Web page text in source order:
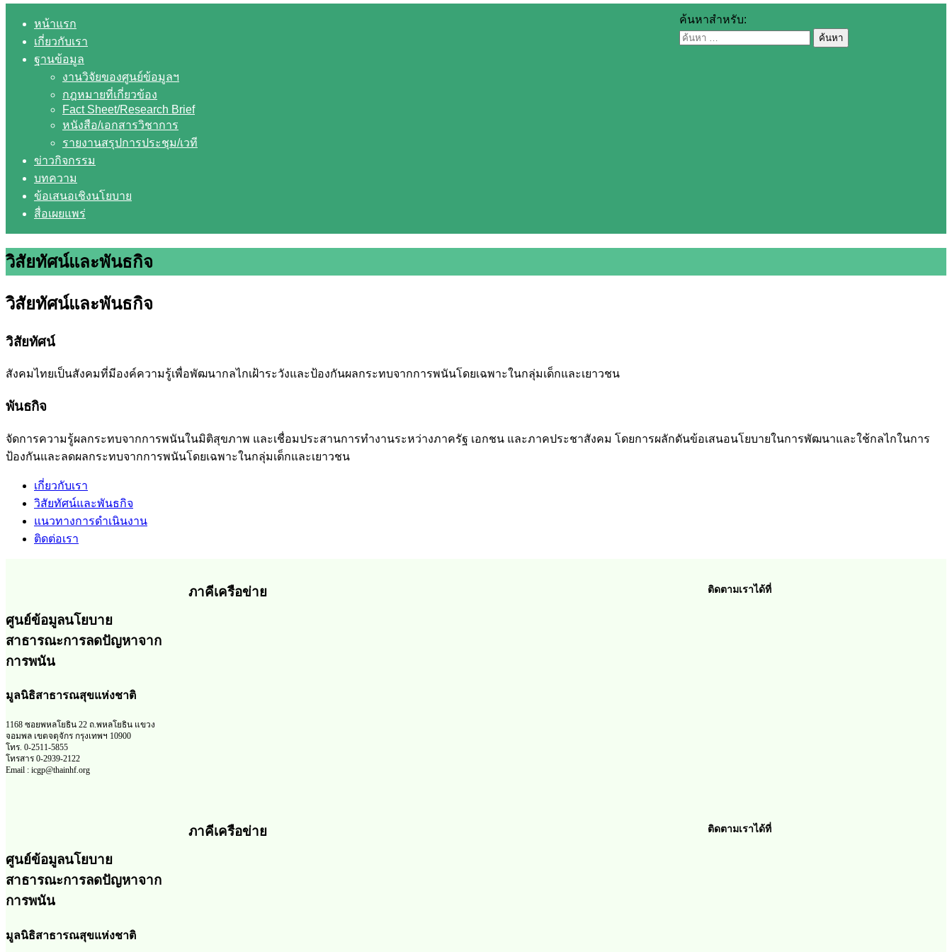
หน้าแรก
เกี่ยวกับเรา
ฐานข้อมูล
งานวิจัยของศูนย์ข้อมูลฯ
กฎหมายที่เกี่ยวข้อง
Fact Sheet/Research Brief
หนังสือ/เอกสารวิชาการ
รายงานสรุปการประชุม/เวที
ข่าวกิจกรรม
บทความ
ข้อเสนอเชิงนโยบาย
สื่อเผยแพร่
ค้นหาสำหรับ:
วิสัยทัศน์และพันธกิจ
วิสัยทัศน์และพันธกิจ
วิสัยทัศน์
สังคมไทยเป็นสังคมที่มีองค์ความรู้เพื่อพัฒนากลไกเฝ้าระวังและป้องกันผลกระทบจากการพนันโดยเฉพาะในกลุ่มเด็กและเยาวชน
พันธกิจ
จัดการความรู้ผลกระทบจากการพนันในมิติสุขภาพ และเชื่อมประสานการทำงานระหว่างภาครัฐ เอกชน และภาคประชาสังคม โดยการผลักดันข้อเสนอนโยบายในการพัฒนาและใช้กลไกในการ
ป้องกันและลดผลกระทบจากการพนันโดยเฉพาะในกลุ่มเด็กและเยาวชน
เกี่ยวกับเรา
วิสัยทัศน์และพันธกิจ
แนวทางการดำเนินงาน
ติดต่อเรา
ศูนย์ข้อมูลนโยบาย
สาธารณะการลดปัญหาจาก
การพนัน
มูลนิธิสาธารณสุขแห่งชาติ
1168 ซอยพหลโยธิน 22 ถ.พหลโยธิน แขวง
จอมพล เขตจตุจักร กรุงเทพฯ 10900
โทร. 0-2511-5855
โทรสาร 0-2939-2122
Email : icgp@thainhf.org
ภาคีเครือข่าย ติดตามเราได้ที่
ศูนย์ข้อมูลนโยบาย
สาธารณะการลดปัญหาจาก
การพนัน
มูลนิธิสาธารณสุขแห่งชาติ
ภาคีเครือข่าย ติดตามเราได้ที่